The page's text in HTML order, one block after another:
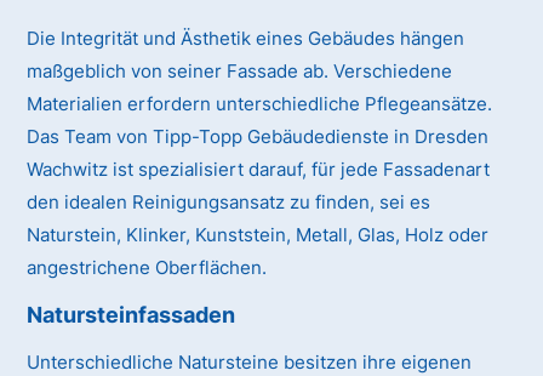
Die Integrität und Ästhetik eines Gebäudes hängen
maßgeblich von seiner Fassade ab. Verschiedene
Materialien erfordern unterschiedliche Pflegeansätze.
Das Team von Tipp-Topp Gebäudedienste in Dresden
Wachwitz ist spezialisiert darauf, für jede Fassadenart
den idealen Reinigungsansatz zu finden, sei es
Naturstein, Klinker, Kunststein, Metall, Glas, Holz oder
angestrichene Oberflächen.
Natursteinfassaden
Unterschiedliche Natursteine besitzen ihre eigenen